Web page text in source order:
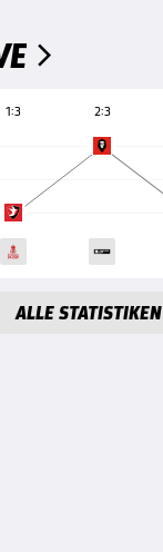

1:3 2:3
ALLE STATISTIKEN